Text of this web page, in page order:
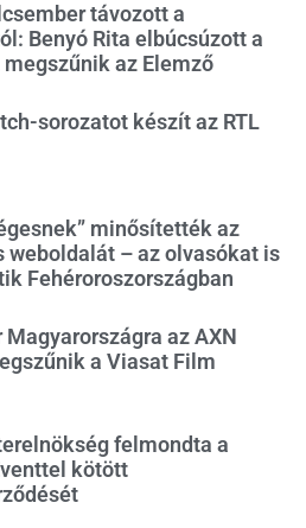
távozott a
Benyó Rita elbúcsúzott a
az Elemző
sorozatot készít az RTL
minősítették az
weboldalát – az olvasókat is
Fehéroroszországban
az AXN
a Viasat Film
felmondta a
kötött